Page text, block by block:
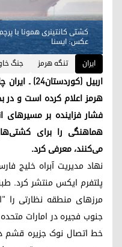
عکس: ایسنا
ایران
تنگه هرمز جنگ
اربیل
هرمز اعلام کرده است و
فشار فزاینده بر مسیرهای
هماهنگی را برای
می‌کنند، معرفی کرد.
نهاد مدیریت آبراه خلیج
پلتفرم ایکس منتشر کرد.
مرزهای منطقه نظارتی را
جنوب فجیره در امارات
خط اتصال نوک جزیره قشم